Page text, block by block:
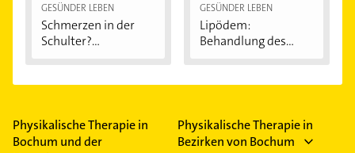
GESÜNDER LEBEN
Schmerzen in der
Schulter?
GESÜNDER LEBEN
Lipödem:
Behandlung des
Physikalische Therapie in
Bochum und der
Physikalische Therapie in
Bezirken von Bochum